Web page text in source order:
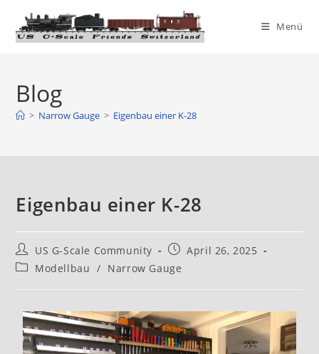
Menü
Blog
> Narrow Gauge > Eigenbau einer K-28
Eigenbau einer K-28
US G-Scale Community
April 26, 2025
Modellbau / Narrow Gauge